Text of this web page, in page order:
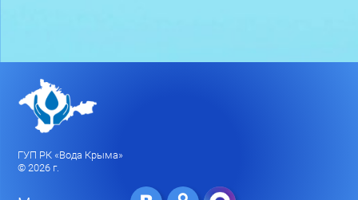
ГУП РК «Вода Крыма»
© 2026 г.